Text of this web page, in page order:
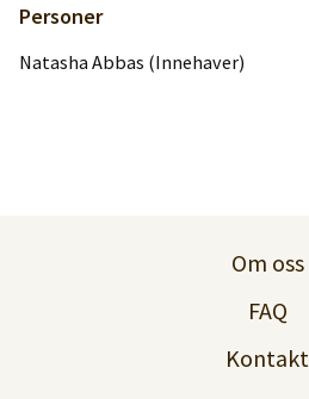
Personer
Natasha Abbas (Innehaver)
Om oss
FAQ
Kontakt